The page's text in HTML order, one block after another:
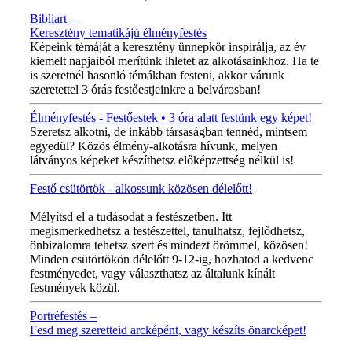
Bibliart –
Keresztény tematikájú élményfestés
Képeink témáját a keresztény ünnepkör inspirálja, az év
kiemelt napjaiból merítünk ihletet az alkotásainkhoz. Ha te
is szeretnél hasonló témákban festeni, akkor várunk
szeretettel 3 órás festőestjeinkre a belvárosban!
Élményfestés - Festőestek • 3 óra alatt festünk egy képet!
Szeretsz alkotni, de inkább társaságban tennéd, mintsem
egyedül? Közös élmény-alkotásra hívunk, melyen
látványos képeket készíthetsz előképzettség nélkül is!
Festő csütörtök - alkossunk közösen délelőtt!
Mélyítsd el a tudásodat a festészetben. Itt
megismerkedhetsz a festészettel, tanulhatsz, fejlődhetsz,
önbizalomra tehetsz szert és mindezt örömmel, közösen!
Minden csütörtökön délelőtt 9-12-ig, hozhatod a kedvenc
festményedet, vagy választhatsz az általunk kínált
festmények közül.
Portréfestés –
Fesd meg szeretteid arcképént, vagy készíts önarcképet!